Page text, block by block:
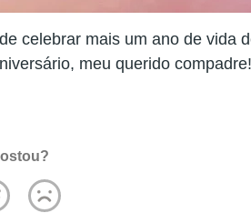
celebrar mais um ano de vida
meu querido compadre!